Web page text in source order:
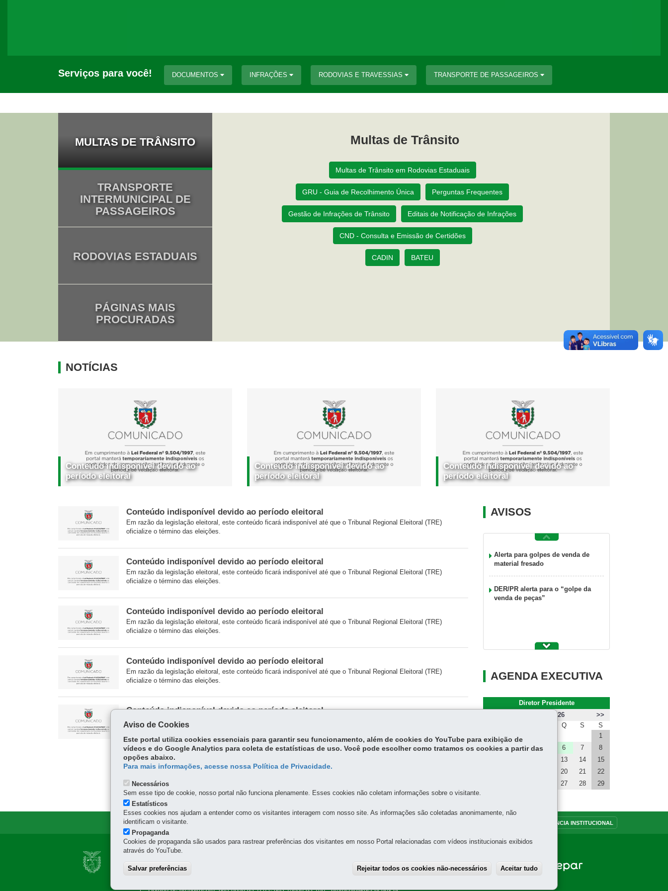
Serviços para você! DOCUMENTOS INFRAÇÕES RODOVIAS E TRAVESSIAS TRANSPORTE DE PASSAGEIROS
MULTAS DE TRÂNSITO
TRANSPORTE
INTERMUNICIPAL DE
PASSAGEIROS
RODOVIAS ESTADUAIS
PÁGINAS MAIS
PROCURADAS
Pedágio
GIT DUP
Faixa de Domínio
Fale Conosco
Multas de Trânsito
Multas de Trânsito em Rodovias Estaduais
GRU - Guia de Recolhimento Única Perguntas Frequentes
Gestão de Infrações de Trânsito Editais de Notificação de Infrações
CND - Consulta e Emissão de Certidões
CADIN BATEU
NOTÍCIAS
Conteúdo indisponível devido ao
período eleitoral
Conteúdo indisponível devido ao
período eleitoral
Conteúdo indisponível devido ao
período eleitoral
Conteúdo indisponível devido ao período eleitoral
Em razão da legislação eleitoral, este conteúdo ficará indisponível até que o Tribunal Regional Eleitoral (TRE)
oficialize o término das eleições.
Conteúdo indisponível devido ao período eleitoral
Em razão da legislação eleitoral, este conteúdo ficará indisponível até que o Tribunal Regional Eleitoral (TRE)
oficialize o término das eleições.
Conteúdo indisponível devido ao período eleitoral
Em razão da legislação eleitoral, este conteúdo ficará indisponível até que o Tribunal Regional Eleitoral (TRE)
oficialize o término das eleições.
Conteúdo indisponível devido ao período eleitoral
Em razão da legislação eleitoral, este conteúdo ficará indisponível até que o Tribunal Regional Eleitoral (TRE)
oficialize o término das eleições.
Conteúdo indisponível devido ao período eleitoral
Em razão da legislação eleitoral, este conteúdo ficará indisponível até que o Tribunal Regional Eleitoral (TRE)
oficialize o término das eleições.
Mais notícias ››
AVISOS
Alerta para golpes de venda de
material fresado
DER/PR alerta para o “golpe da
venda de peças”
AGENDA EXECUTIVA
Diretor Presidente
Agosto 2026
>>
Q S
S
1
2
3 4 6 7
8
13 14
15
20 21
22
27 28
29
TRANSPARÊNCIA INSTITUCIONAL
Navegação
Principal
Avenida Iguaçu, 420 - Rebouças
Horário de atendimento: das 8h30 às 12h e das 13h30 às 18h- protocolo@der.pr.gov.br
Aviso de Cookies
Este portal utiliza cookies essenciais para garantir seu funcionamento, além de cookies do YouTube para exibição de
vídeos e do Google Analytics para coleta de estatísticas de uso. Você pode escolher como tratamos os cookies a partir das
opções abaixo.
Para mais informações, acesse nossa Política de Privacidade.
Necessários
Sem esse tipo de cookie, nosso portal não funciona plenamente. Esses cookies não coletam informações sobre o visitante.
Estatísticos
Esses cookies nos ajudam a entender como os visitantes interagem com nosso site. As informações são coletadas anonimamente, não
identificam o visitante.
Propaganda
Cookies de propaganda são usados para rastrear preferências dos visitantes em nosso Portal relacionadas com vídeos institucionais exibidos
através do YouTube.
Salvar preferências Rejeitar todos os cookies não-necessários Aceitar tudo Withdraw consent